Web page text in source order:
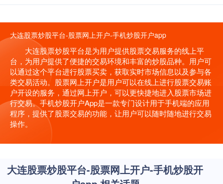
大连股票炒股平台-股票网上开户-手机炒股开户app
大连股票炒股平台是为用户提供股票交易服务的线上平
台，为用户提供了便捷的交易环境和丰富的炒股品种。用户可
以通过这个平台进行股票买卖，获取实时市场信息以及参与各
类交易活动。股票网上开户是用户可以在线上进行股票交易账
户开设的服务，通过网上开户，可以更快捷地进入股票市场进
行交易。手机炒股开户App是一款专门设计用于手机端的应用
程序，提供了股票交易的功能，让用户可以随时随地进行交易
操作。
大连股票炒股平台-股票网上开户-手机炒股开